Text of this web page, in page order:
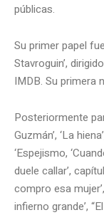
públicas.
Su primer papel
Stavroguin’,
IMDB. Su primera
Posteriormente
Guzmán’, ‘La
‘Espejismo,
duele callar’,
compro esa
infierno grande’,